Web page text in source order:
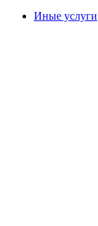
Иные услуги